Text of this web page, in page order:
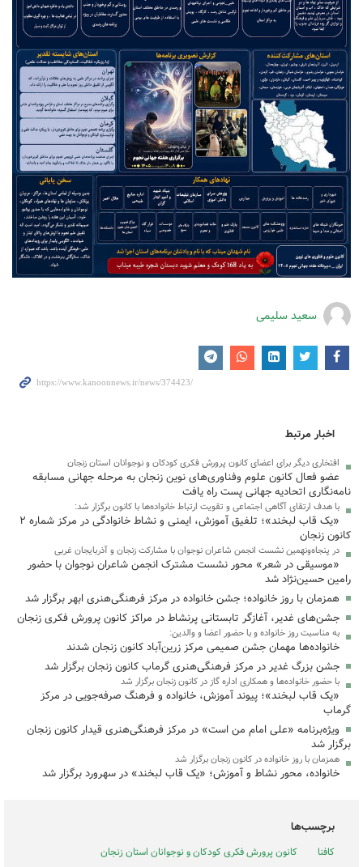
سعید سلیمی
اخبار مرتبط
افتخاری دیگر برای اعضای کانون پرورش فکری کودکان و نوجوانان استان زنجان
عضو فعال کانون علوم وفناوری‌های نوین زنجان به مرحله جهانی مسابقه
نامه‌نگاری اتحادیه جهانی پست راه یافت
با هدف ارتقای آگاهی اجتماعی و تقویت ارتباط خانواده‌ها با کانون برگزار شد:
«یک قاب لبخند»؛ تلفیق آموزش، ایمنی و نشاط خانوادگی در مرکز شماره ۲
کانون زنجان
در پنجاه‌ونهمین نشست انجمن شاعران نوجوان با مشارکت زنجان و آذربایجان غربی
«موسیقی در شعر» محور نشست مشترک انجمن شاعران نوجوان با حضور
رامین حسین‌نژاد شد
همزمان با روز خانواده؛ جشن خانواده در مرکز فرهنگی‌هنری ابهر برگزار شد
جشن‌های غدیر، آغازگر تابستانی پرنشاط در مراکز کانون پرورش فکری زنجان
به مناسبت روز خانواده و با حضور اعضا و والدین:
خانواده‌ها مهمان جشن صمیمی مرکز زرین‌آباد کانون زنجان شدند
جشن بزرگ غدیر در مرکز فرهنگی‌هنری گرماب کانون زنجان برگزار شد
با حضور خانواده‌ها و همکاری اداره گاز در کانون زنجان برگزار شد
«یک قاب لبخند»؛ پیوند آموزش، خانواده و فرهنگ صرفه‌جویی در مرکز
گرماب
ویژه‌برنامه «علی امام من است» در مرکز فرهنگی‌هنری قیدار کانون زنجان
برگزار شد
همزمان با روز خانواده در کانون زنجان برگزار شد
خانواده، محور نشاط و آموزش؛ «یک قاب لبخند» در سهرورد برگزار شد
برچسب‌ها
کافنا
کانون پرورش فکری کودکان و نوجوانان استان زنجان